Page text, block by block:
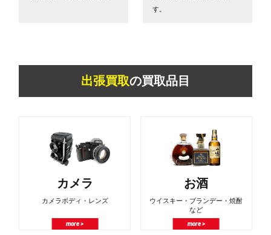
す。
出張買取の買取品目
カメラ
カメラボディ・レンズ
more >
お酒
ウイスキー・ブランデー・焼酎
など
more >